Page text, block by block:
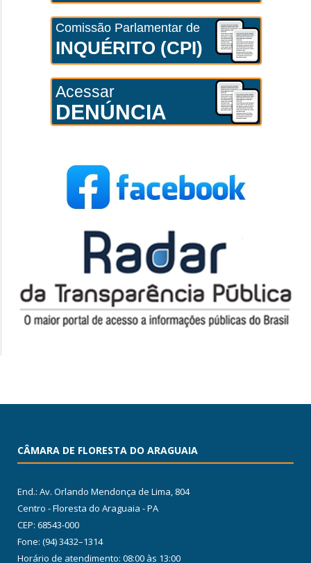
Comissão Parlamentar de
INQUÉRITO (CPI)
Acessar
DENÚNCIA
CÂMARA DE FLORESTA DO ARAGUAIA
End.: Av. Orlando Mendonça de Lima, 804
Centro - Floresta do Araguaia - PA
CEP: 68543-000
Fone: (94) 3432–1314
Horário de atendimento: 08:00 às 13:00